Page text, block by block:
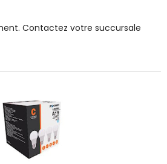
Contactez votre succursale